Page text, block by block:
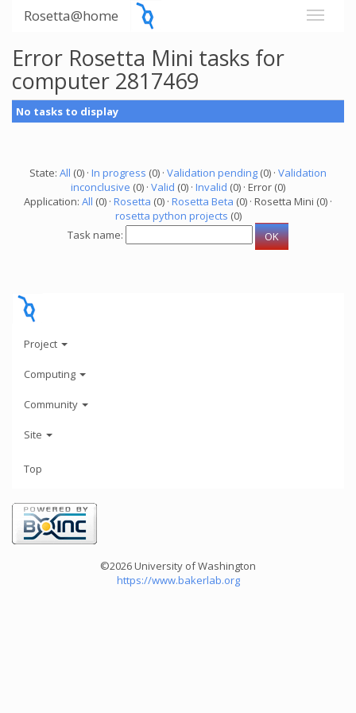
Rosetta@home
Error Rosetta Mini tasks for
computer 2817469
No tasks to display
State: All (0) · In progress (0) · Validation pending (0) · Validation
inconclusive (0) · Valid (0) · Invalid (0) · Error (0)
Application: All (0) · Rosetta (0) · Rosetta Beta (0) · Rosetta Mini (0) ·
rosetta python projects (0)
Task name:
Project
Computing
Community
Site
Top
©2026 University of Washington
https://www.bakerlab.org